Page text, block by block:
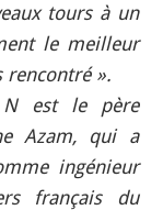
tours à un
le meilleur
rencontré ».
N est le père
Azam, qui a
ingénieur
français du